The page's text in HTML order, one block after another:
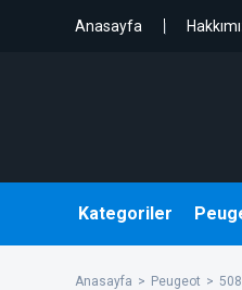
Anasayfa
Kategoriler
Anasayfa Peugeot